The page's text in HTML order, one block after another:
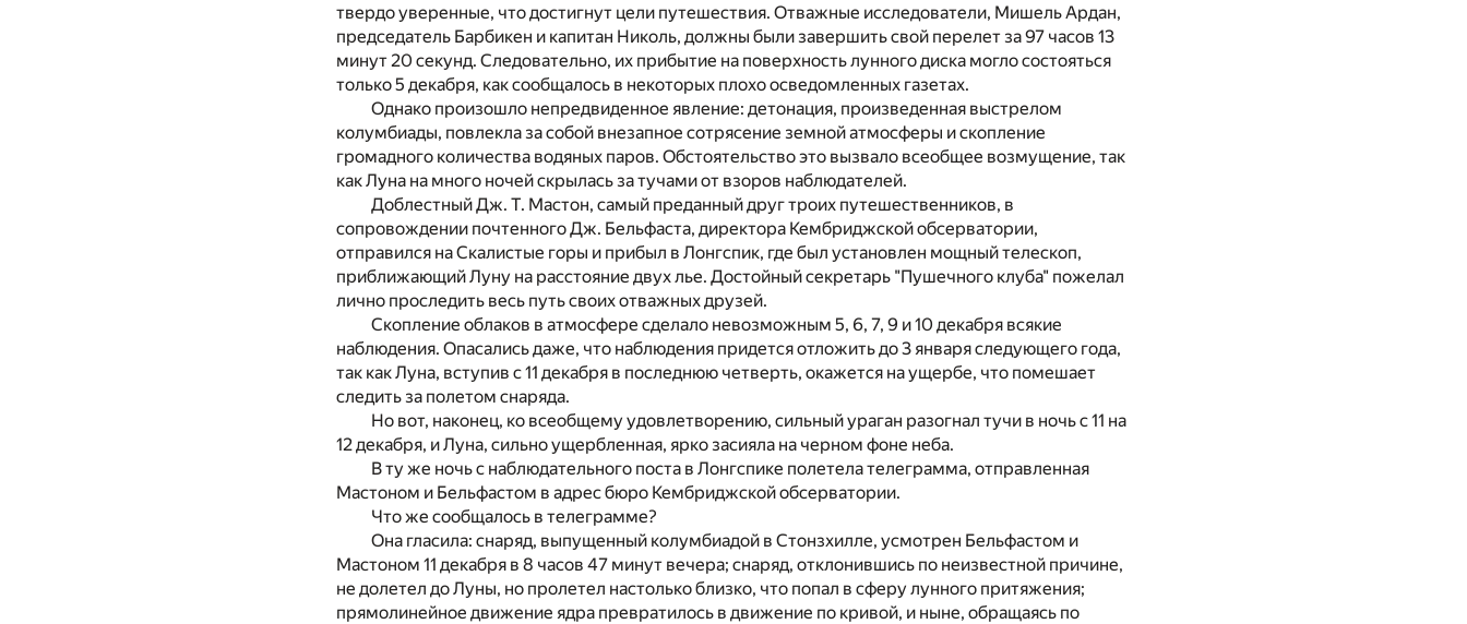
твердо уверенные, что достигнут цели путешествия. Отважные исследователи, Мишель Ардан,
председатель Барбикен и капитан Николь, должны были завершить свой перелет за 97 часов 13
минут 20 секунд. Следовательно, их прибытие на поверхность лунного диска могло состояться
только 5 декабря, как сообщалось в некоторых плохо осведомленных газетах.
Однако произошло непредвиденное явление: детонация, произведенная выстрелом
колумбиады, повлекла за собой внезапное сотрясение земной атмосферы и скопление
громадного количества водяных паров. Обстоятельство это вызвало всеобщее возмущение, так
как Луна на много ночей скрылась за тучами от взоров наблюдателей.
Доблестный Дж. Т. Мастон, самый преданный друг троих путешественников, в
сопровождении почтенного Дж. Бельфаста, директора Кембриджской обсерватории,
отправился на Скалистые горы и прибыл в Лонгспик, где был установлен мощный телескоп,
приближающий Луну на расстояние двух лье. Достойный секретарь "Пушечного клуба" пожелал
лично проследить весь путь своих отважных друзей.
Скопление облаков в атмосфере сделало невозможным 5, 6, 7, 9 и 10 декабря всякие
наблюдения. Опасались даже, что наблюдения придется отложить до 3 января следующего года,
так как Луна, вступив с 11 декабря в последнюю четверть, окажется на ущербе, что помешает
следить за полетом снаряда.
Но вот, наконец, ко всеобщему удовлетворению, сильный ураган разогнал тучи в ночь с 11 на
12 декабря, и Луна, сильно ущербленная, ярко засияла на черном фоне неба.
В ту же ночь с наблюдательного поста в Лонгспике полетела телеграмма, отправленная
Мастоном и Бельфастом в адрес бюро Кембриджской обсерватории.
Что же сообщалось в телеграмме?
Она гласила: снаряд, выпущенный колумбиадой в Стонзхилле, усмотрен Бельфастом и
Мастоном 11 декабря в 8 часов 47 минут вечера; снаряд, отклонившись по неизвестной причине,
не долетел до Луны, но пролетел настолько близко, что попал в сферу лунного притяжения;
прямолинейное движение ядра превратилось в движение по кривой, и ныне, обращаясь по